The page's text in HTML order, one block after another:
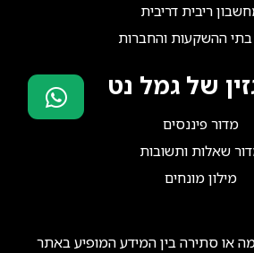
ריבית דריבית
בתי ההשקעות והחברות
של גמל נט
מדור פיננסים
שאלות ותשובות
מילון מונחים
או סתירה בין המידע המופיע באתר